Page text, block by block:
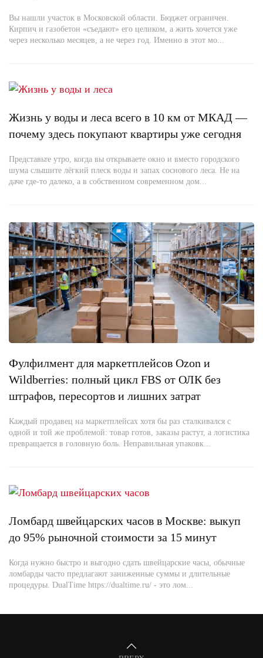
Вы нашли участок в Московской области. Бюджет ограничен.
Кирпич и газобетон «съедают» его целиком, а жить хочется уже
через несколько месяцев, а не через год. Именно в этот мо...
Жизнь у воды и леса всего в 10 км от МКАД —
почему здесь покупают квартиры уже сегодня
Представьте утро, когда вы открываете окно и вместо городского
шума слышите лёгкий плеск воды и запах соснового леса. Не на
даче где-то далеко, а в собственном современном дом...
Фулфилмент для маркетплейсов Ozon и
Wildberries: полный цикл FBS от ОЛК без
штрафов, пересортов и лишних затрат
Каждый продавец на маркетплейсах хотя бы раз сталкивался с
одной и той же проблемой: товар готов, заказы растут, а логистика
превращается в головную боль. Неправильная упаковк...
Ломбард швейцарских часов в Москве: выкуп
до 95% рыночной стоимости за 15 минут
Когда нужно быстро и выгодно сдать швейцарские часы, обычные
ломбарды часто предлагают заниженные суммы и длительные
процедуры. DualTime https://dualtime.ru/ - это лом...